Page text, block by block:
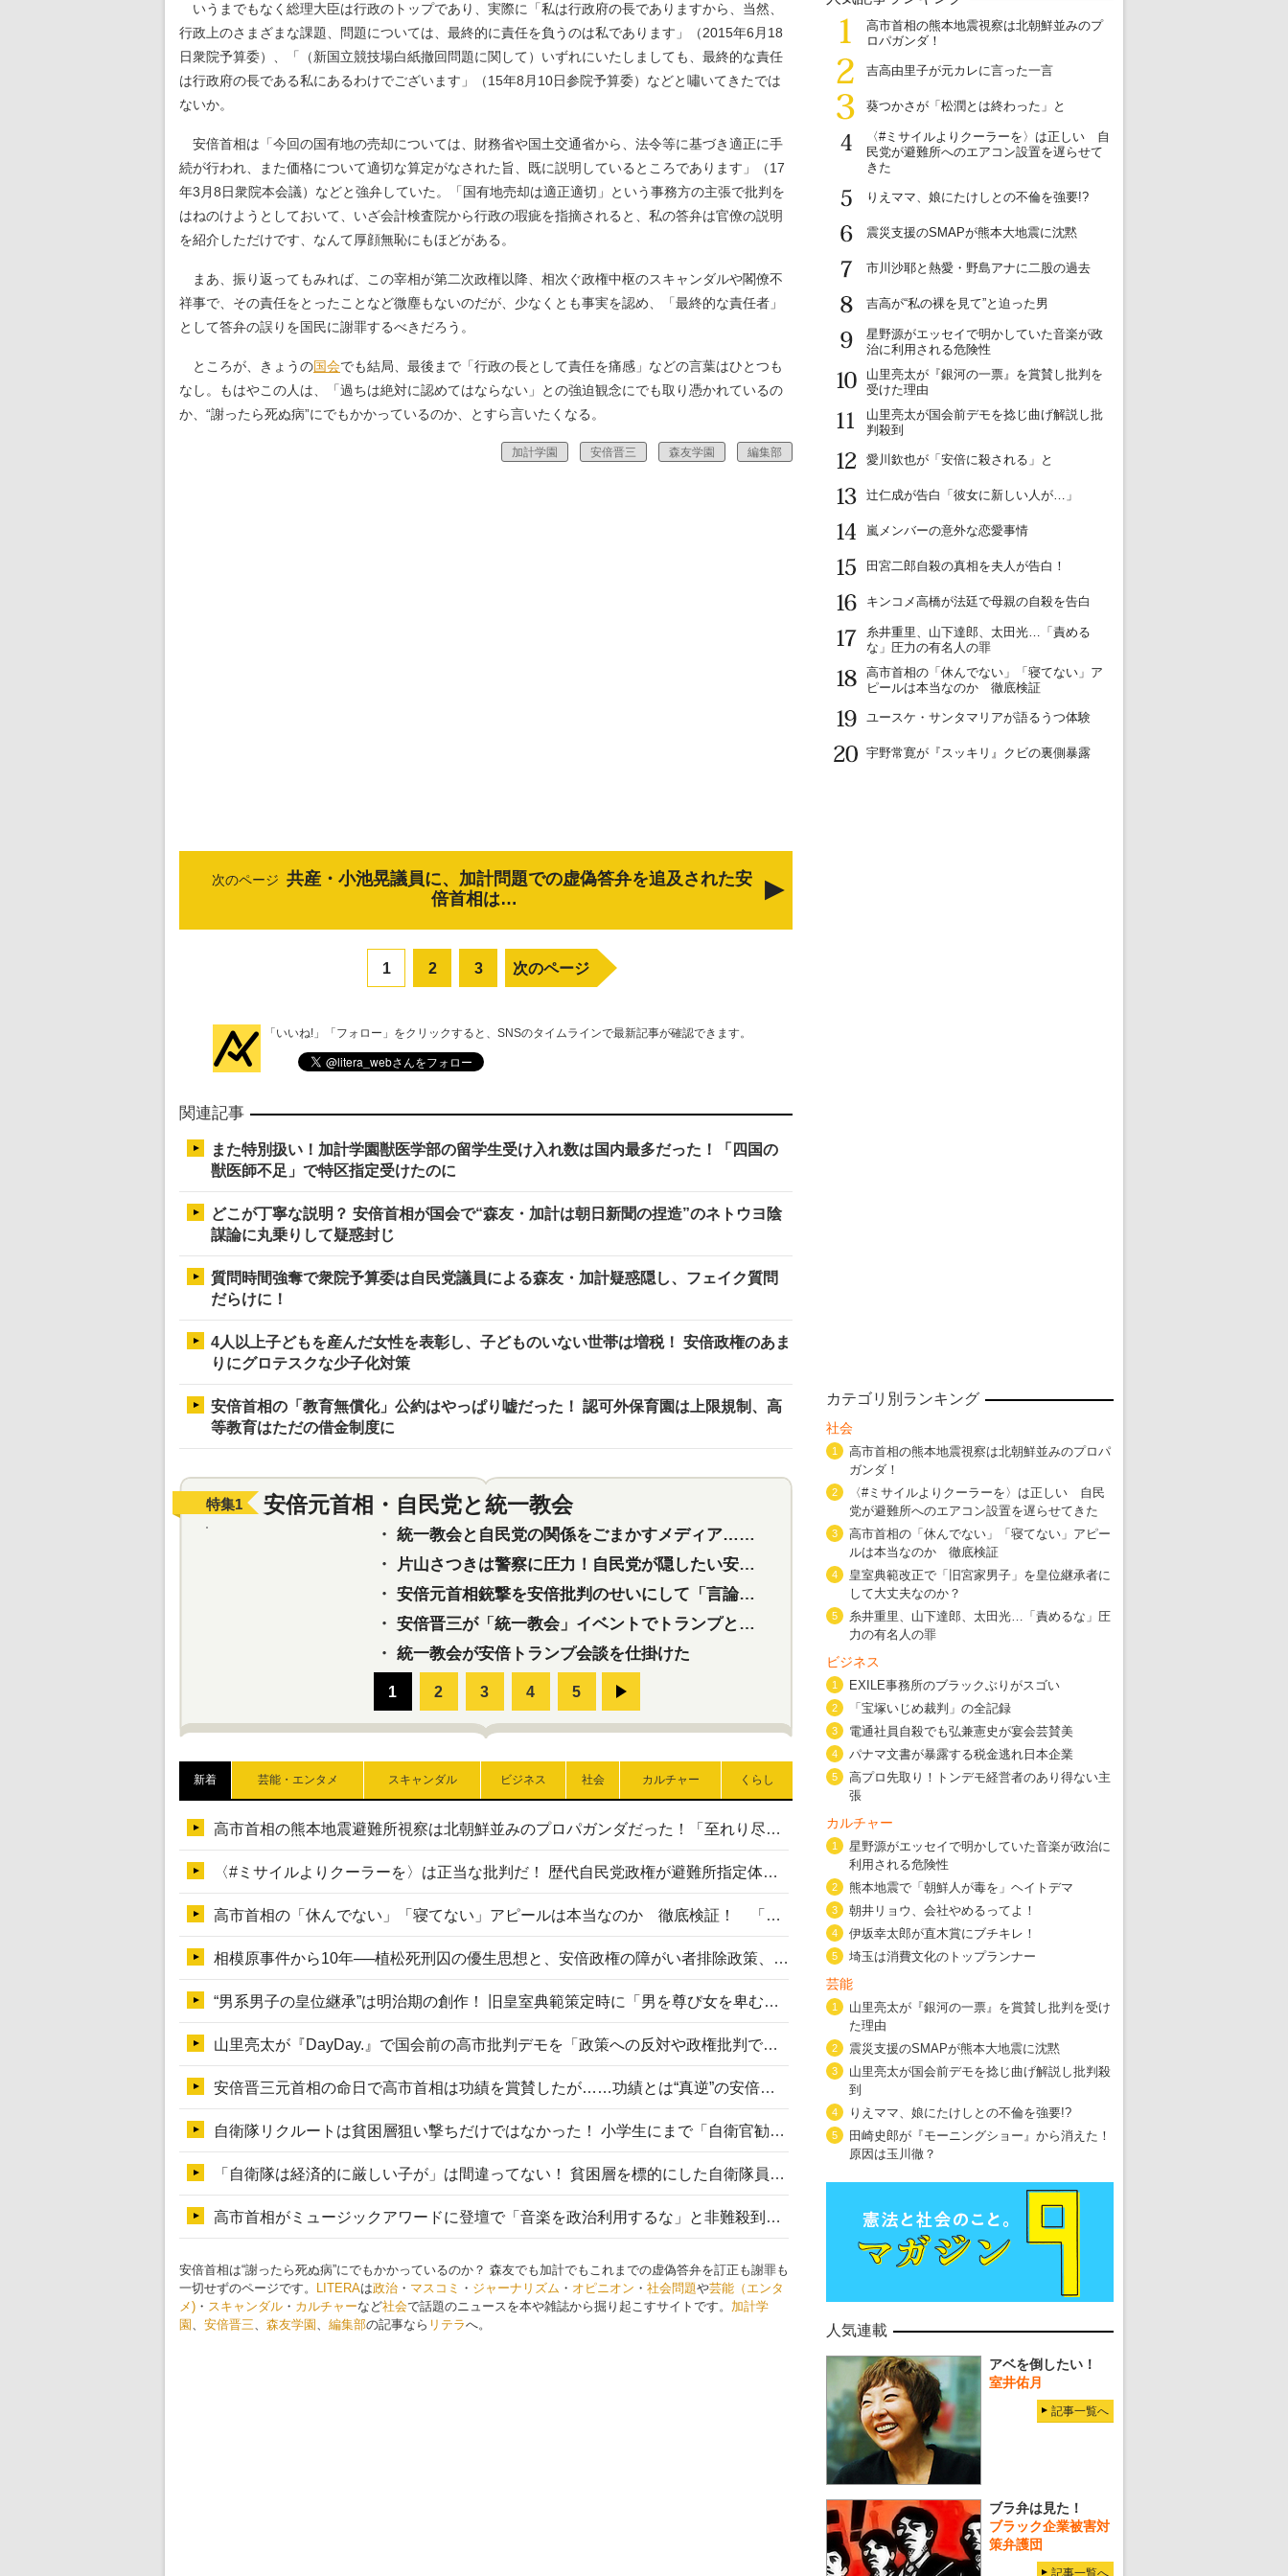
いうまでもなく総理大臣は行政のトップであり、実際に「私は行政府の長でありますから、当然、
行政上のさまざまな課題、問題については、最終的に責任を負うのは私であります」（2015年6月18
日衆院予算委）、「（新国立競技場白紙撤回問題に関して）いずれにいたしましても、最終的な責任
は行政府の長である私にあるわけでございます」（15年8月10日参院予算委）などと嘯いてきたでは
ないか。
安倍首相は「今回の国有地の売却については、財務省や国土交通省から、法令等に基づき適正に手
続が行われ、また価格について適切な算定がなされた旨、既に説明しているところであります」（17
年3月8日衆院本会議）などと強弁していた。「国有地売却は適正適切」という事務方の主張で批判を
はねのけようとしておいて、いざ会計検査院から行政の瑕疵を指摘されると、私の答弁は官僚の説明
を紹介しただけです、なんて厚顔無恥にもほどがある。
まあ、振り返ってもみれば、この宰相が第二次政権以降、相次ぐ政権中枢のスキャンダルや閣僚不
祥事で、その責任をとったことなど微塵もないのだが、少なくとも事実を認め、「最終的な責任者」
として答弁の誤りを国民に謝罪するべきだろう。
ところが、きょうの国会でも結局、最後まで「行政の長として責任を痛感」などの言葉はひとつも
なし。もはやこの人は、「過ちは絶対に認めてはならない」との強迫観念にでも取り憑かれているの
か、“謝ったら死ぬ病”にでもかかっているのか、とすら言いたくなる。
加計学園 安倍晋三 森友学園 編集部
次のページ 共産・小池晃議員に、加計問題での虚偽答弁を追及された安
倍首相は…
1 2 3 次のページ
「いいね!」「フォロー」をクリックすると、SNSのタイムラインで最新記事が確認できます。
関連記事
また特別扱い！加計学園獣医学部の留学生受け入れ数は国内最多だった！「四国の
獣医師不足」で特区指定受けたのに
どこが丁寧な説明？ 安倍首相が国会で“森友・加計は朝日新聞の捏造”のネトウヨ陰
謀論に丸乗りして疑惑封じ
質問時間強奪で衆院予算委は自民党議員による森友・加計疑惑隠し、フェイク質問
だらけに！
4人以上子どもを産んだ女性を表彰し、子どものいない世帯は増税！ 安倍政権のあま
りにグロテスクな少子化対策
安倍首相の「教育無償化」公約はやっぱり嘘だった！ 認可外保育園は上限規制、高
等教育はただの借金制度に
特集1 安倍元首相・自民党と統一教会
・ 統一教会と自民党の関係をごまかすメディア…民放は有田芳生に発言自粛を要求
・
片山さつきは警察に圧力！自民党が隠したい安倍元首相と統一教会の深い関係
・ 安倍元首相銃撃を安倍批判のせいにして「言論封殺」に利用する自民党応援団
・ 安倍晋三が「統一教会」イベントでトランプと演説！同性婚や夫婦別姓を攻撃
・ 統一教会が安倍トランプ会談を仕掛けた
特集 東京五輪強行開催特別企画 大ウソだら
・
五輪入場行進にすぎやまこういちの曲、杉田水脈の
・ 大ウソだらけの東京五輪！ 安倍・菅・森はどんな嘘を
・ 五輪関係者が入国当日、築地を散歩！
新着 芸能・エンタメ スキャンダル ビジネス 社会 カルチャー くらし
高市首相の熊本地震避難所視察は北朝鮮並みのプロパガンダだった！「至れり尽くせり」の選ばれた避難所の一方で実態は…
〈#ミサイルよりクーラーを〉は正当な批判だ！ 歴代自民党政権が避難所指定体育館へのエアコン設置を遅らせてきた客観的事実
高市首相の「休んでない」「寝てない」アピールは本当なのか 徹底検証！ 「資料読み込み」「アイロンがけ」も矛盾だらけ…
相模原事件から10年──植松死刑囚の優生思想と、安倍政権の障がい者排除政策、右派勢力の差別主義との関係を改めて問う
“男系男子の皇位継承”は明治期の創作！ 旧皇室典範策定時に「男を尊び女を卑むの慣習、人民の脳髄」とトンデモ論で女性天皇を否定
山里亮太が『DayDay.』で国会前の高市批判デモを「政策への反対や政権批判でない」と捻じ曲げ解説 デモ参加者から批判殺到
安倍晋三元首相の命日で高市首相は功績を賞賛したが……功績とは“真逆”の安倍元首相のトンデモ発言を振り返る
自衛隊リクルートは貧困層狙い撃ちだけではなかった！ 小学生にまで「自衛官勧誘」目的のパンフレット作成
「自衛隊は経済的に厳しい子が」は間違ってない！ 貧困層を標的にした自衛隊員募集、やす子、山上被告も…日本でも進む“経済的徴兵制”
高市首相がミュージックアワードに登壇で「音楽を政治利用するな」と非難殺到！ MAJの国策的本質を批判する声も
安倍首相は“謝ったら死ぬ病”にでもかかっているのか？ 森友でも加計でもこれまでの虚偽答弁を訂正も謝罪も
一切せずのページです。
LITERAは政治 ・ マスコミ ・ ジャーナリズム ・ オピニオン ・ 社会問題や芸能（エンタ
メ) ・ スキャンダル ・ カルチャーなど社会で話題のニュースを本や雑誌から掘り起こすサイトです。 加計学
園 、 安倍晋三、 森友学園 、 編集部の記事なら リテラへ。
1
高市首相の熊本地震視察は北朝鮮並みのプ
ロパガンダ！
2
吉高由里子が元カレに言った一言
3
葵つかさが「松潤とは終わった」と
4
〈#ミサイルよりクーラーを〉は正しい 自
民党が避難所へのエアコン設置を遅らせて
きた
5
りえママ、娘にたけしとの不倫を強要!?
6
震災支援のSMAPが熊本大地震に沈黙
7
市川沙耶と熱愛・野島アナに二股の過去
8
吉高が“私の裸を見て”と迫った男
9
星野源がエッセイで明かしていた音楽が政
治に利用される危険性
10
山里亮太が『銀河の一票』を賞賛し批判を
受けた理由
11
山里亮太が国会前デモを捻じ曲げ解説し批
判殺到
12
愛川欽也が「安倍に殺される」と
13
辻仁成が告白「彼女に新しい人が…」
14
嵐メンバーの意外な恋愛事情
15
田宮二郎自殺の真相を夫人が告白！
16
キンコメ高橋が法廷で母親の自殺を告白
17
糸井重里、山下達郎、太田光…「責める
な」圧力の有名人の罪
18
高市首相の「休んでない」「寝てない」ア
ピールは本当なのか 徹底検証
19
ユースケ・サンタマリアが語るうつ体験
20
宇野常寛が『スッキリ』クビの裏側暴露
カテゴリ別ランキング
社会
1
高市首相の熊本地震視察は北朝鮮並みのプロパ
ガンダ！
2
〈#ミサイルよりクーラーを〉は正しい 自民
党が避難所へのエアコン設置を遅らせてきた
3
高市首相の「休んでない」「寝てない」アピー
ルは本当なのか 徹底検証
4
皇室典範改正で「旧宮家男子」を皇位継承者に
して大丈夫なのか？
5
糸井重里、山下達郎、太田光…「責めるな」圧
力の有名人の罪
ビジネス
1 EXILE事務所のブラックぶりがスゴい
2 「宝塚いじめ裁判」の全記録
3 電通社員自殺でも弘兼憲史が宴会芸賛美
4 パナマ文書が暴露する税金逃れ日本企業
5
高プロ先取り！トンデモ経営者のあり得ない主
張
カルチャー
1
星野源がエッセイで明かしていた音楽が政治に
利用される危険性
2 熊本地震で「朝鮮人が毒を」ヘイトデマ
3 朝井リョウ、会社やめるってよ！
4 伊坂幸太郎が直木賞にブチキレ！
5 埼玉は消費文化のトップランナー
芸能
1
山里亮太が『銀河の一票』を賞賛し批判を受け
た理由
2 震災支援のSMAPが熊本大地震に沈黙
3
山里亮太が国会前デモを捻じ曲げ解説し批判殺
到
4 りえママ、娘にたけしとの不倫を強要!?
5
田崎史郎が『モーニングショー』から消えた！
原因は玉川徹？
人気連載
アベを倒したい！
室井佑月
記事一覧へ
ブラ弁は見た！
ブラック企業被害対
策弁護団
記事一覧へ